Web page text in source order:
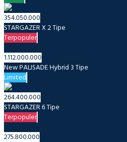
354.050.000
STARGAZER X 2 Tipe
Terpopuler
1.112.000.000
New PALISADE Hybrid 3 Tipe
Limited
264.400.000
STARGAZER6 Tipe
Terpopuler
275.800.000